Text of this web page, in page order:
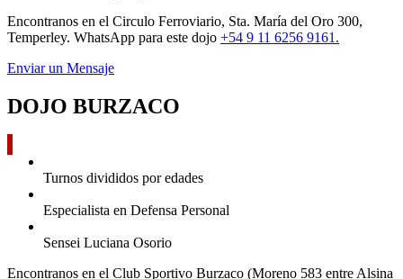
Encontranos en el Circulo Ferroviario, Sta. María del Oro 300,
Temperley. WhatsApp para este dojo +54 9 11 6256 9161.
Enviar un Mensaje
DOJO BURZACO
Turnos divididos por edades
Especialista en Defensa Personal
Sensei Luciana Osorio
Encontranos en el Club Sportivo Burzaco (Moreno 583 entre Alsina